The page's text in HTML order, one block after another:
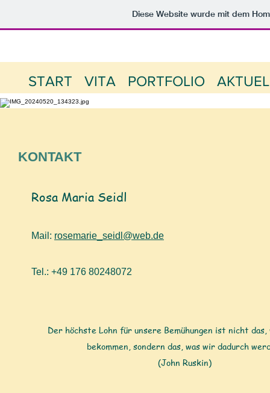
Diese Website wurde mit dem
START VITA PORTFOLIO
KONTAKT
Rosa Maria Seidl
Mail: rosemarie_seidl@web.de
Tel.: +49 176 80248072
Der höchste Lohn für unsere Bemühungen ist nicht
bekommen, sondern das, was wir dadurch
(John Ruskin)